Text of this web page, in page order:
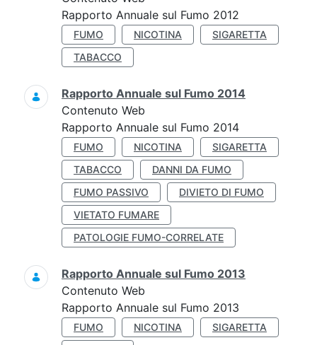
Rapporto Annuale sul Fumo 2012
FUMO NICOTINA
SIGARETTA
TABACCO
Rapporto Annuale sul Fumo 2014
Contenuto Web
Rapporto Annuale sul Fumo 2014
FUMO NICOTINA
SIGARETTA
TABACCO
DANNI DA FUMO
FUMO PASSIVO
DIVIETO DI FUMO
VIETATO FUMARE
PATOLOGIE FUMO-CORRELATE
Rapporto Annuale sul Fumo 2013
Contenuto Web
Rapporto Annuale sul Fumo 2013
FUMO NICOTINA
SIGARETTA